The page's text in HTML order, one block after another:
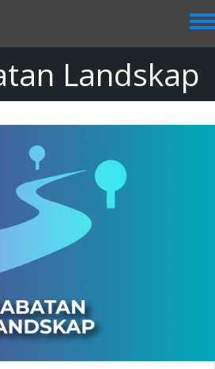
Landskap